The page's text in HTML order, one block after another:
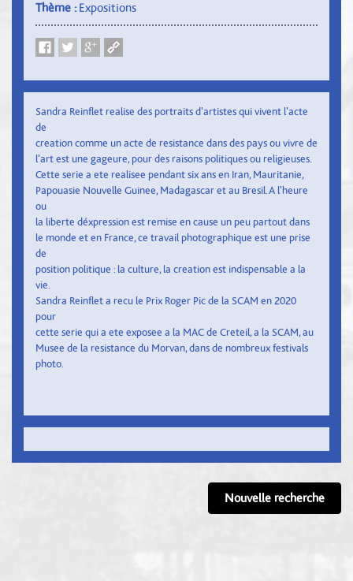
Thème :Expositions
Sandra Reinflet realise des portraits d'artistes qui vivent l'acte
de
creation comme un acte de resistance dans des pays ou vivre de
l'art est une gageure, pour des raisons politiques ou religieuses.
Cette serie a ete realisee pendant six ans en Iran, Mauritanie,
Papouasie Nouvelle Guinee, Madagascar et au Bresil. A l'heure
ou
la liberte déxpression est remise en cause un peu partout dans
le monde et en France, ce travail photographique est une prise
de
position politique : la culture, la creation est indispensable a la
vie.
Sandra Reinflet a recu le Prix Roger Pic de la SCAM en 2020
pour
cette serie qui a ete exposee a la MAC de Creteil, a la SCAM, au
Musee de la resistance du Morvan, dans de nombreux festivals
photo.
Nouvelle recherche